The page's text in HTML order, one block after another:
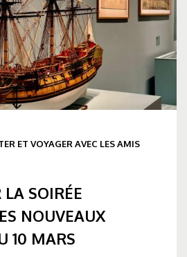
ET VOYAGER AVEC LES AMIS
LA SOIRÉE
NOUVEAUX
10 MARS